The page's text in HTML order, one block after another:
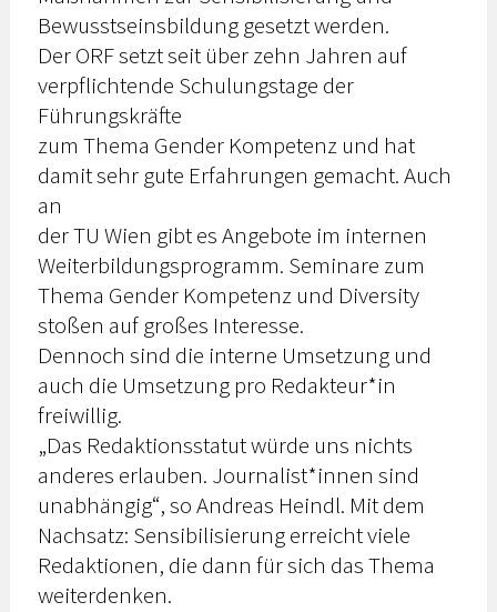
Bewusstseinsbildung gesetzt werden.
Der ORF setzt seit über zehn Jahren auf
verpflichtende Schulungstage der
Führungskräfte
zum Thema Gender Kompetenz und hat
damit sehr gute Erfahrungen gemacht. Auch
an
der TU Wien gibt es Angebote im internen
Weiterbildungsprogramm. Seminare zum
Thema Gender Kompetenz und Diversity
stoßen auf großes Interesse.
Dennoch sind die interne Umsetzung und
auch die Umsetzung pro Redakteur*in
freiwillig.
„Das Redaktionsstatut würde uns nichts
anderes erlauben. Journalist*innen sind
unabhängig“, so Andreas Heindl. Mit dem
Nachsatz: Sensibilisierung erreicht viele
Redaktionen, die dann für sich das Thema
weiterdenken.